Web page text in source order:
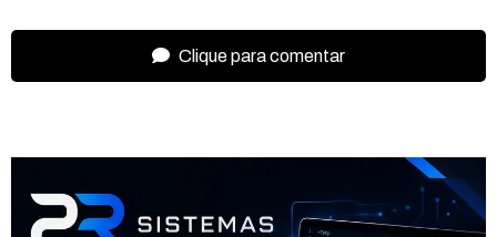
Clique para comentar